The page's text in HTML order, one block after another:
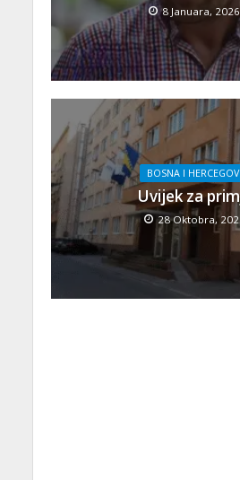
8 Januara, 2026
BOSNA I
Uvijek za
28 Oktobra,